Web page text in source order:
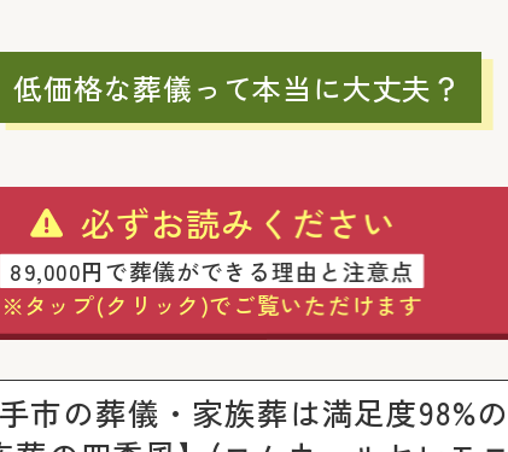
低価格な葬儀って本当に大丈夫？
必ずお読みください
89,000円で葬儀ができる理由と注意点
※タップ(クリック)でご覧いただけます
市の葬儀・家族葬は満足度98%